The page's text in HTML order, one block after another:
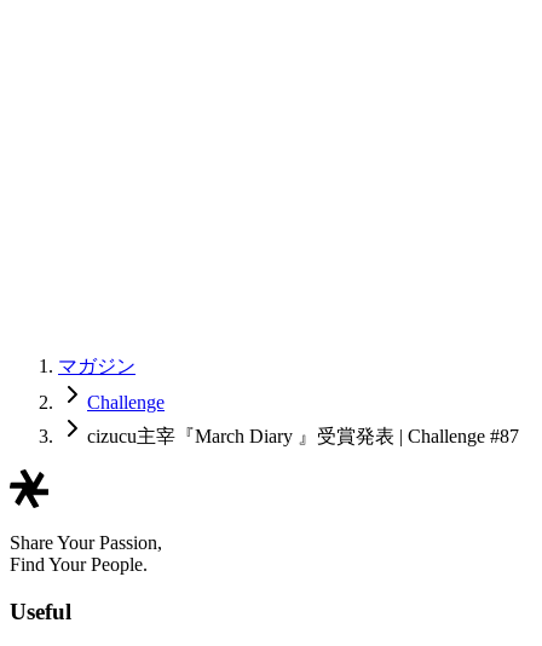
マガジン
Challenge
cizucu主宰『March Diary 』受賞発表 | Challenge #87
Share Your Passion,
Find Your People.
Useful